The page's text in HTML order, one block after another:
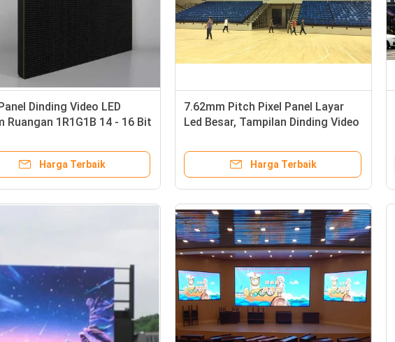
Dinding Video LED
Ruangan 1R1G1B 14 - 16 Bit
Harga Terbaik
7.62mm Pitch Pixel Panel Layar
Led Besar, Tampilan Dinding Video
Harga Terbaik